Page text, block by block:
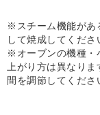
※スチーム機能があ
して焼成してくださ
※オーブンの機種・
上がり方は異なり
間を調節してくださ